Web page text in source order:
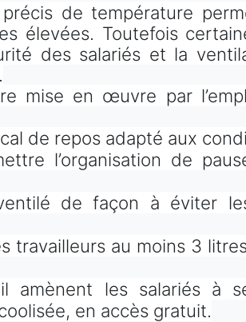
de température
élevées. Toutefois
des salariés et la
mise en œuvre par
de repos adapté aux
l’organisation de
de façon à éviter
au moins 3
les salariés à
en accès gratuit.